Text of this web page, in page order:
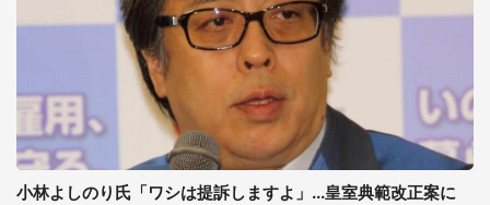
小林よしのり氏「ワシは提訴しますよ」...皇室典範改正案に